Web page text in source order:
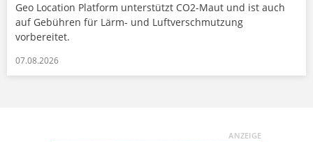
Geo Location Platform unterstützt CO2-Maut und ist auch
auf Gebühren für Lärm- und Luftverschmutzung
vorbereitet.
07.08.2026
ANZEIGE